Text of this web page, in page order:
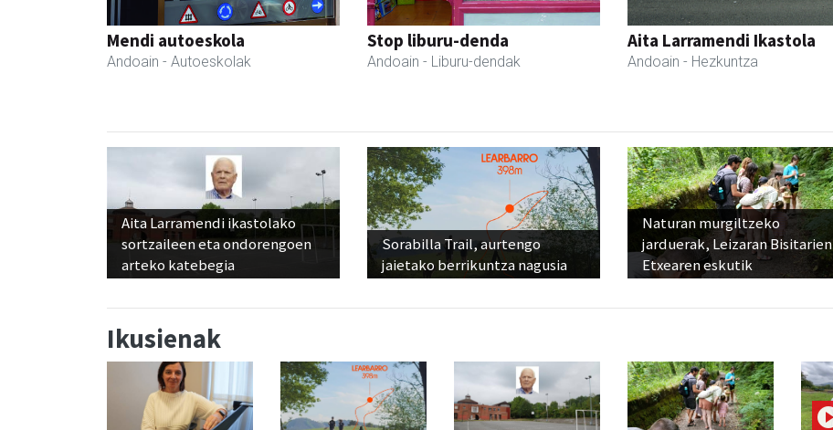
Mendi autoeskola
Andoain - Autoeskolak
Stop liburu-denda
Andoain - Liburu-dendak
Aita Larramendi Ikastola
Andoain - Hezkuntza
Aita Larramendi ikastolako
sortzaileen eta ondorengoen
arteko katebegia
Sorabilla Trail, aurtengo
jaietako berrikuntza nagusia
Naturan murgiltzeko
jarduerak, Leizaran Bisitarien
Etxearen eskutik
Ikusienak